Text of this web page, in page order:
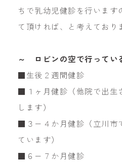
ちで乳幼児健診を行います
て頂ければ、と考えており
～ ロビンの空で行って
■生後２週間健診
■１ヶ月健診（他院で出生
します）
■３−４か月健診（立川市
ています）
■６−７か月健診